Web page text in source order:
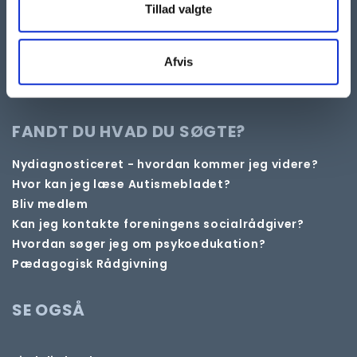
Tillad valgte
Afvis
FØLG OS
FANDT DU HVAD DU SØGTE?
Nydiagnosticeret - hvordan kommer jeg videre?
Hvor kan jeg læse Autismebladet?
Bliv medlem
Kan jeg kontakte foreningens socialrådgiver?
Hvordan søger jeg om psykoedukation?
Pædagogisk Rådgivning
SE OGSÅ